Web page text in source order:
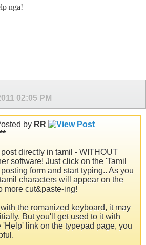
nga!
02:05 PM
by RR
directly in tamil - WITHOUT
software! Just click on the 'Tamil
form and start typing.. As you
characters will appear on the
more cut&paste-ing!
the romanized keyboard, it may
But you'll get used to it with
'Help' link on the typepad page, you